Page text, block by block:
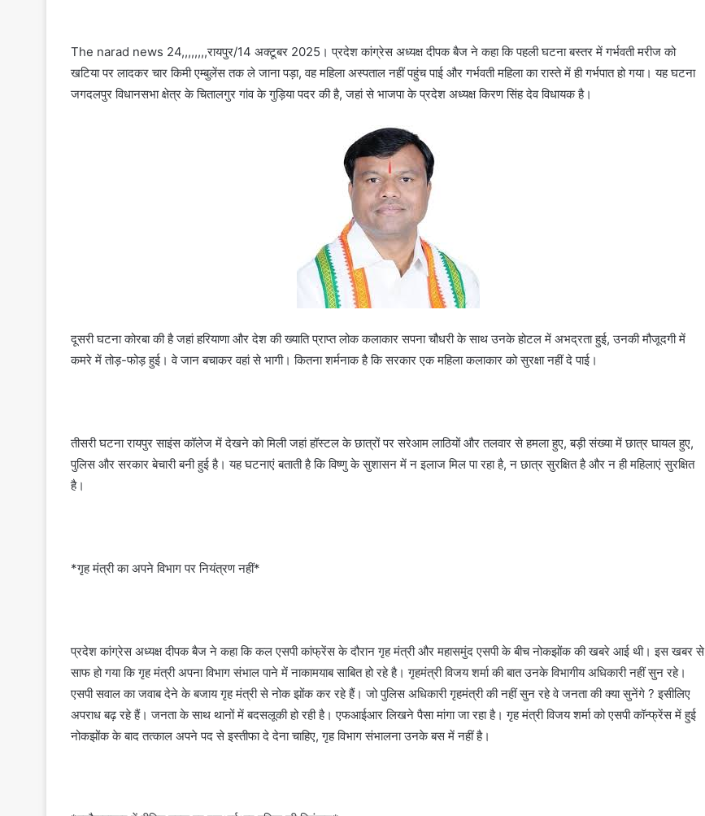
The narad news 24,,,,,,,,रायपुर/14 अक्टूबर 2025। प्रदेश कांग्रेस अध्यक्ष दीपक बैज ने कहा कि पहली घटना बस्तर में गर्भवती मरीज को
खटिया पर लादकर चार किमी एम्बुलेंस तक ले जाना पड़ा, वह महिला अस्पताल नहीं पहुंच पाई और गर्भवती महिला का रास्ते में ही गर्भपात हो गया। यह घटना
जगदलपुर विधानसभा क्षेत्र के चितालगुर गांव के गुड़िया पदर की है, जहां से भाजपा के प्रदेश अध्यक्ष किरण सिंह देव विधायक है।
दूसरी घटना कोरबा की है जहां हरियाणा और देश की ख्याति प्राप्त लोक कलाकार सपना चौधरी के साथ उनके होटल में अभद्रता हुई, उनकी मौजूदगी में
कमरे में तोड़-फोड़ हुई। वे जान बचाकर वहां से भागी। कितना शर्मनाक है कि सरकार एक महिला कलाकार को सुरक्षा नहीं दे पाई।
तीसरी घटना रायपुर साइंस कॉलेज में देखने को मिली जहां हॉस्टल के छात्रों पर सरेआम लाठियों और तलवार से हमला हुए, बड़ी संख्या में छात्र घायल हुए,
पुलिस और सरकार बेचारी बनी हुई है। यह घटनाएं बताती है कि विष्णु के सुशासन में न इलाज मिल पा रहा है, न छात्र सुरक्षित है और न ही महिलाएं सुरक्षित
है।
*गृह मंत्री का अपने विभाग पर नियंत्रण नहीं*
प्रदेश कांग्रेस अध्यक्ष दीपक बैज ने कहा कि कल एसपी कांफ्रेंस के दौरान गृह मंत्री और महासमुंद एसपी के बीच नोकझोंक की खबरे आई थी। इस खबर से
साफ हो गया कि गृह मंत्री अपना विभाग संभाल पाने में नाकामयाब साबित हो रहे है। गृहमंत्री विजय शर्मा की बात उनके विभागीय अधिकारी नहीं सुन रहे।
एसपी सवाल का जवाब देने के बजाय गृह मंत्री से नोक झोंक कर रहे हैं। जो पुलिस अधिकारी गृहमंत्री की नहीं सुन रहे वे जनता की क्या सुनेंगे ? इसीलिए
अपराध बढ़ रहे हैं। जनता के साथ थानों में बदसलूकी हो रही है। एफआईआर लिखने पैसा मांगा जा रहा है। गृह मंत्री विजय शर्मा को एसपी कॉन्फ्रेंस में हुई
नोकझोंक के बाद तत्काल अपने पद से इस्तीफा दे देना चाहिए, गृह विभाग संभालना उनके बस में नहीं है।